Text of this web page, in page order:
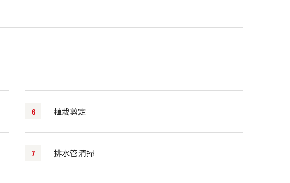
植栽剪定
排水管清掃